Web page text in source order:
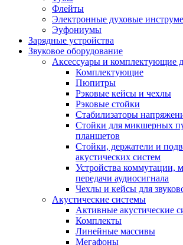
Флейты
Электронные духовые
Эуфониумы
Зарядные устройства
Звуковое оборудование
Аксессуары и комплектующие
Комплектующие
Пюпитры
Рэковые кейсы и чехлы
Рэковые стойки
Стабилизаторы
Стойки для микшерных
планшетов
Стойки, держатели и
акустических систем
Устройства коммутации,
передачи аудиосигнала
Чехлы и кейсы для
Акустические системы
Активные акустические
Комплекты
Линейные массивы
Мегафоны